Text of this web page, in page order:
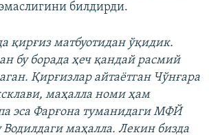
билдирди.
қирғиз матбуотидан ўқидик.
бу борада ҳеч қандай расмий
Қирғизлар айтаётган Чўнғара
маҳалла номи ҳам
эса Фарғона туманидаги МФЙ
Водилдаги маҳалла. Лекин бизда